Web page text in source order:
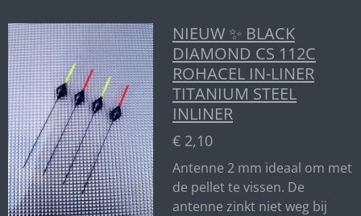
NIEUW ✨ BLACK
DIAMOND CS 112C
ROHACEL IN-LINER
TITANIUM STEEL
INLINER
€ 2,10
Antenne 2 mm ideaal om met
de pellet te vissen. De
antenne zinkt niet weg bij